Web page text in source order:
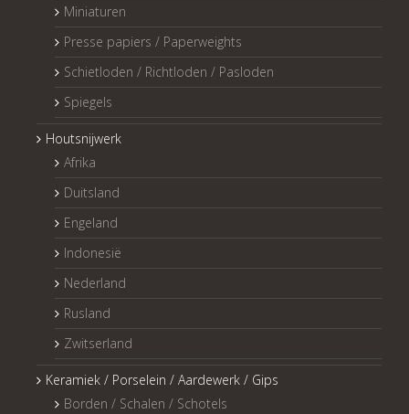
Miniaturen
Presse papiers / Paperweights
Schietloden / Richtloden / Pasloden
Spiegels
Houtsnijwerk
Afrika
Duitsland
Engeland
Indonesië
Nederland
Rusland
Zwitserland
Keramiek / Porselein / Aardewerk / Gips
Borden / Schalen / Schotels